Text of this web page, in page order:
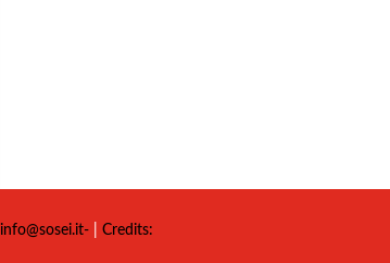
info@sosei.it-
Credits: